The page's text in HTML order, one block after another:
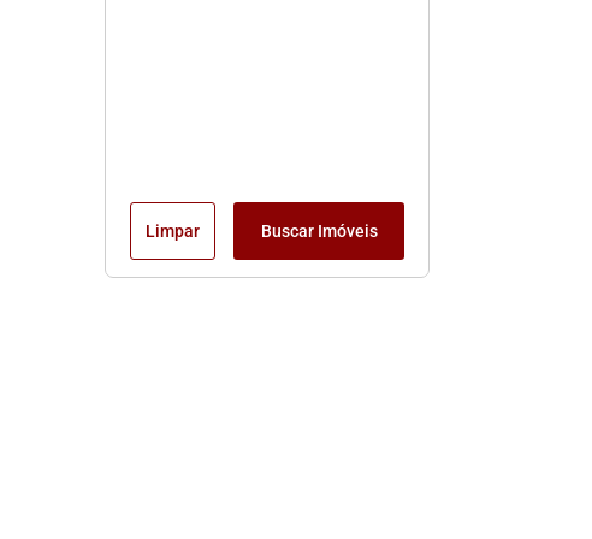
Limpar Buscar Imóveis